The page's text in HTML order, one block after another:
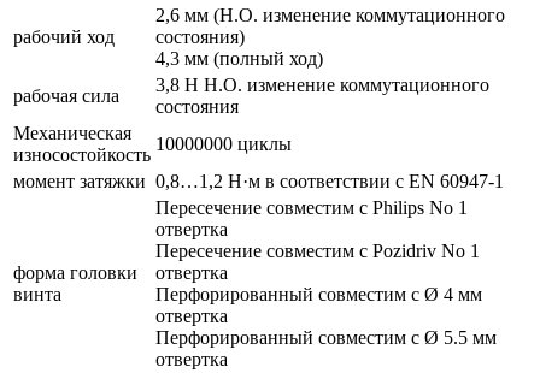
рабочий ход
2,6 мм (Н.О. изменение коммутационного
состояния)
4,3 мм (полный ход)
рабочая сила
3,8 Н Н.О. изменение коммутационного
состояния
Механическая
износостойкость
10000000 циклы
момент затяжки 0,8…1,2 Н·м в соответствии с EN 60947-1
форма головки
винта
Пересечение совместим с Philips No 1
отвертка
Пересечение совместим с Pozidriv No 1
отвертка
Перфорированный совместим с Ø 4 мм
отвертка
Перфорированный совместим с Ø 5.5 мм
отвертка